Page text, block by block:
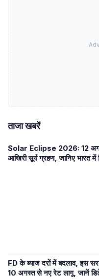
ताजा खबरें
Solar Eclipse 2026: 12
आखिरी सूर्य ग्रहण, जानिए भारत में
FD के ब्याज दरों में बदलाव, इस
10 अगस्त से नए रेट लागू, जानें